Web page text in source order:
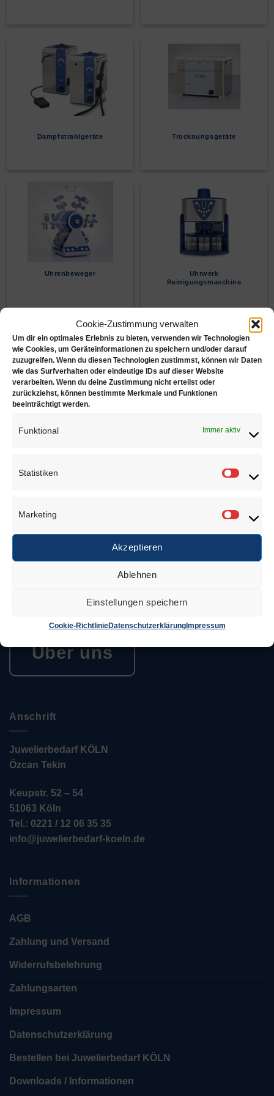
Cookie-Zustimmung verwalten
Um dir ein optimales Erlebnis zu bieten, verwenden wir Technologien
wie Cookies, um Geräteinformationen zu speichern und/oder darauf
zuzugreifen. Wenn du diesen Technologien zustimmst, können wir Daten
wie das Surfverhalten oder eindeutige IDs auf dieser Website
verarbeiten. Wenn du deine Zustimmung nicht erteilst oder
zurückziehst, können bestimmte Merkmale und Funktionen
beeinträchtigt werden.
Funktional Immer aktiv
Statistiken
Marketing
Akzeptieren
Ablehnen
Einstellungen speichern
Cookie-RichtlinieDatenschutzerklärungImpressum
Dampfstrahlgeräte Trocknungsgeräte
Uhrenbeweger
Uhrwerk
Reinigungsmaschine
Prüfgeräte
Juwelierbedarf KÖLN
Juwelierbedarf KÖLN und seine operativen Einheiten
Unternehmen eingebunden, die sich alle demselben
Ziel verschrieben haben. Konsequente Orientierung an
Über uns
Anschrift
Juwelierbedarf KÖLN
Özcan Tekin
Keupstr. 52 – 54
51063 Köln
Tel.: 0221 / 12 06 35 35
info@juwelierbedarf-koeln.de
Informationen
AGB
Zahlung und Versand
Widerrufsbelehrung
Zahlungsarten
Impressum
Datenschutzerklärung
Bestellen bei Juwelierbedarf KÖLN
Downloads / Informationen